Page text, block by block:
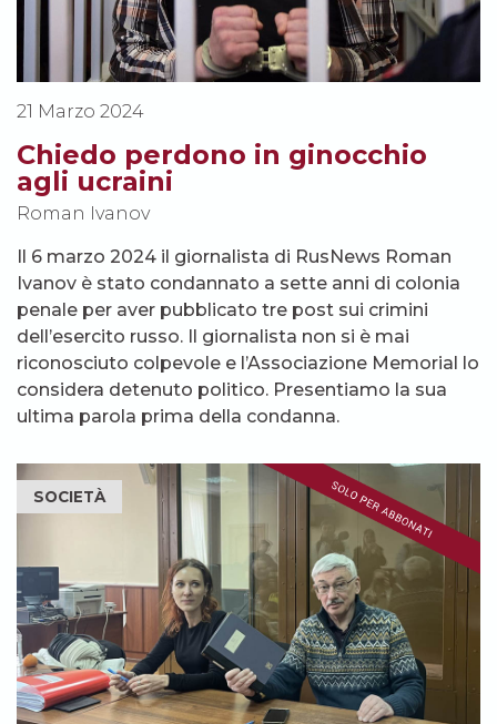
21 Marzo 2024
Chiedo perdono in ginocchio
agli ucraini
Roman Ivanov
Il 6 marzo 2024 il giornalista di RusNews Roman
Ivanov è stato condannato a sette anni di colonia
penale per aver pubblicato tre post sui crimini
dell’esercito russo. Il giornalista non si è mai
riconosciuto colpevole e l’Associazione Memorial lo
considera detenuto politico. Presentiamo la sua
ultima parola prima della condanna.
SOCIETÀ